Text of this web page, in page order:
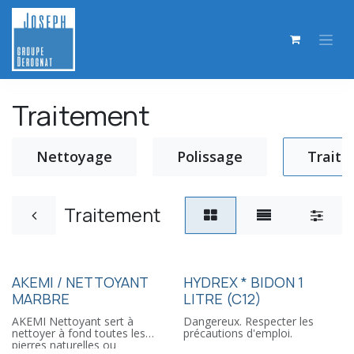
Skip to Content
Traitement
Nettoyage Polissage
Traitement
AKEMI / NETTOYANT
MARBRE
AKEMI Nettoyant sert à
nettoyer à fond toutes les
pierres naturelles ou
HYDREX * BIDON 1
LITRE (C12)
Dangereux. Respecter les
précautions d'emploi.